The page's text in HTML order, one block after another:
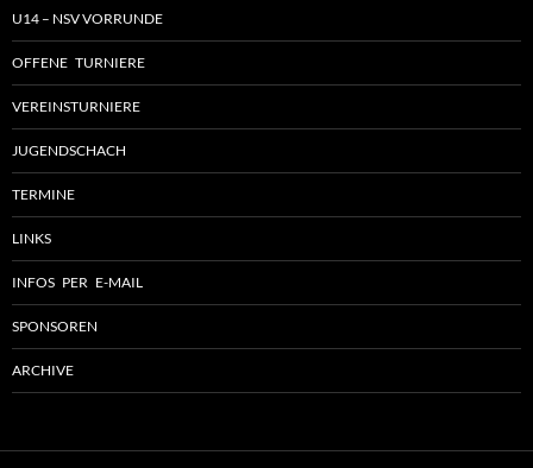
U14 – NSV VORRUNDE
OFFENE TURNIERE
VEREINSTURNIERE
JUGENDSCHACH
TERMINE
LINKS
INFOS PER E-MAIL
SPONSOREN
ARCHIVE